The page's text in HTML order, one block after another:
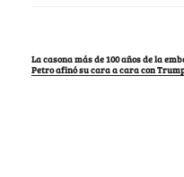
La casona más de 100 años de la
Petro afinó su cara a cara con